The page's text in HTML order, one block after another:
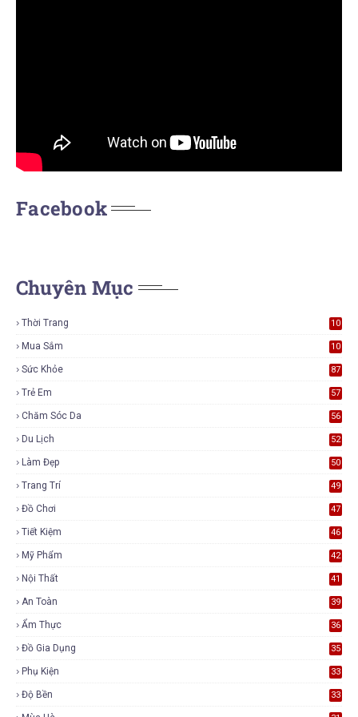
Facebook
Chuyên Mục
Thời Trang
10
Mua Sắm
10
Sức Khỏe 87
Trẻ Em 57
Chăm Sóc Da 56
Du Lịch 52
Làm Đẹp 50
Trang Trí 49
Đồ Chơi 47
Tiết Kiệm 46
Mỹ Phẩm 42
Nội Thất 41
An Toàn 39
Ẩm Thực 36
Đồ Gia Dụng 35
Phụ Kiện 33
Độ Bền 33